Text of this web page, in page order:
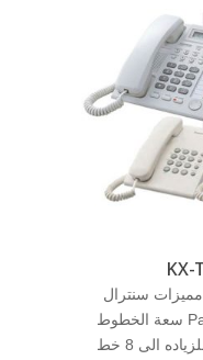
سنترال باناسونيك 3/8 KX-T824 مميزات سنترال
باناسونيك Panasonic KX-TES824 سعة الخطوط
الخارجية 3 خطوط خارجية قابله للزياده الى 8 خط